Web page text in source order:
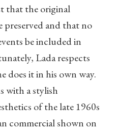
that the original
and that no
be included in
Lada respects
does it in his own way.
with a stylish
of the late 1960s
commercial shown on